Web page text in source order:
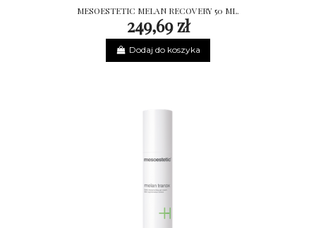
MESOESTETIC MELAN RECOVERY 50 ML.
249,69 zł
Dodaj do koszyka